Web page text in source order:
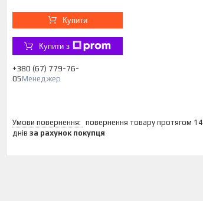
Купити
Купити з
+380 (67) 779-76-
05 Менеджер
повернення товару протягом 14
днів за рахунок покупця